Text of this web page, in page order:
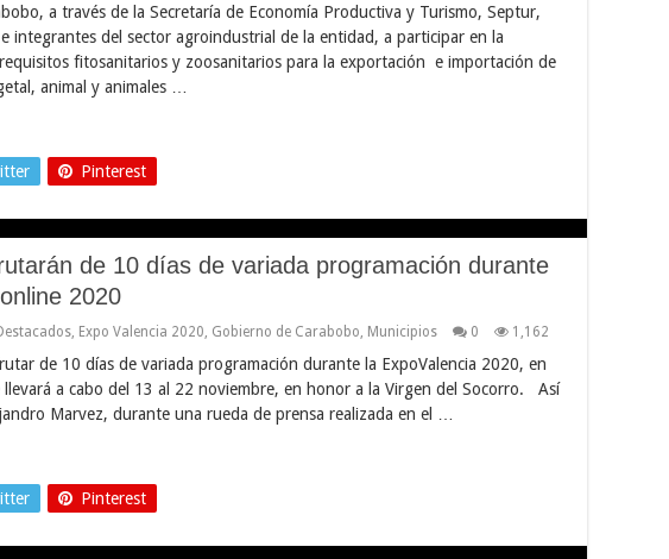
a través de la Secretaría de Economía Productiva y Turismo, Septur,
integrantes del sector agroindustrial de la entidad, a participar en la
fitosanitarios y zoosanitarios para la exportación e importación de
animal y animales …
Pinterest
de 10 días de variada programación durante
2020
Expo Valencia 2020 Gobierno de Carabobo Municipios 0 1,162
de 10 días de variada programación durante la ExpoValencia 2020, en
llevará a cabo del 13 al 22 noviembre, en honor a la Virgen del Socorro. Así
Marvez, durante una rueda de prensa realizada en el …
Pinterest